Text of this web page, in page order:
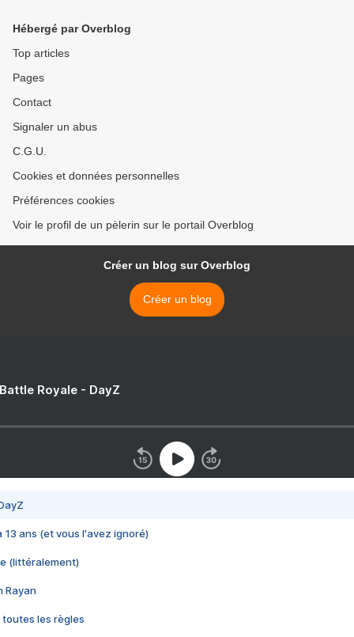
Hébergé par Overblog
Top articles
Pages
Contact
Signaler un abus
C.G.U.
Cookies et données personnelles
Préférences cookies
Voir le profil de un pèlerin sur le portail Overblog
Créer un blog sur Overblog
Créer un blog
Royale - DayZ
13 ans (et vous l'avez ignoré)
(littéralement)
Rayan
toutes les règles